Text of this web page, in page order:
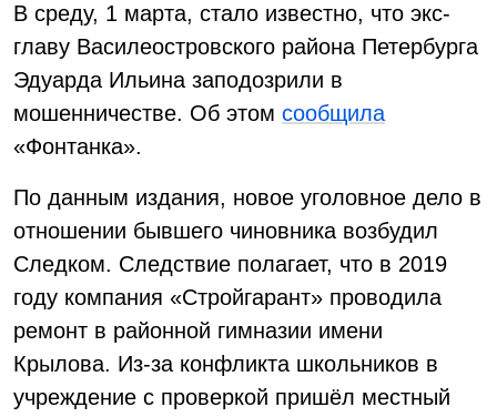
В среду, 1 марта, стало известно, что экс-
главу Василеостровского района Петербурга
Эдуарда Ильина заподозрили в
мошенничестве. Об этом сообщила
«Фонтанка».
По данным издания, новое уголовное дело в
отношении бывшего чиновника возбудил
Следком. Следствие полагает, что в 2019
году компания «Стройгарант» проводила
ремонт в районной гимназии имени
Крылова. Из-за конфликта школьников в
учреждение с проверкой пришёл местный